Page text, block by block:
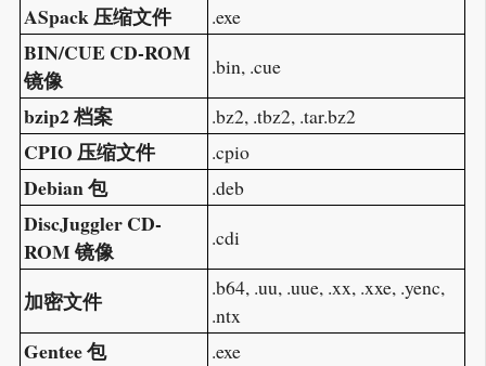
ASpack 压缩文件 .exe
BIN/CUE CD-ROM
镜像
.bin, .cue
bzip2 档案 .bz2, .tbz2, .tar.bz2
CPIO 压缩文件 .cpio
Debian 包 .deb
DiscJuggler CD-
ROM 镜像
.cdi
加密文件
.b64, .uu, .uue, .xx, .xxe, .yenc,
.ntx
Gentee 包 .exe